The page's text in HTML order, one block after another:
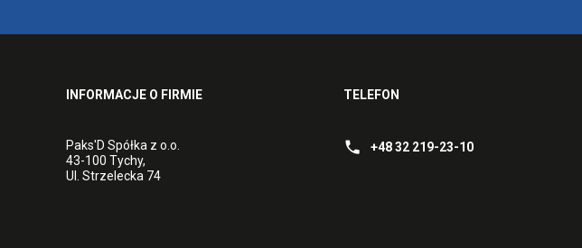
INFORMACJE O FIRMIE
Paks'D Spółka z o.o.
43-100 Tychy,
Ul. Strzelecka 74
TELEFON
+48 32 219-23-10